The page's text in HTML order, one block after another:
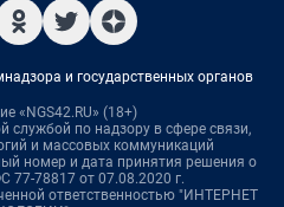
и государственных органов
«NGS42.RU» (18+)
службой по надзору в сфере связи,
и массовых коммуникаций
номер и дата принятия решения о
77-78817 от 07.08.2020 г.
ответственностью "ИНТЕРНЕТ